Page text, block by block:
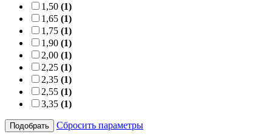
1,50 (1)
1,65 (1)
1,75 (1)
1,90 (1)
2,00 (1)
2,25 (1)
2,35 (1)
2,55 (1)
3,35 (1)
Подобрать Сбросить параметры